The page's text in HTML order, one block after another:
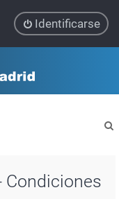
Identificarse
Condiciones